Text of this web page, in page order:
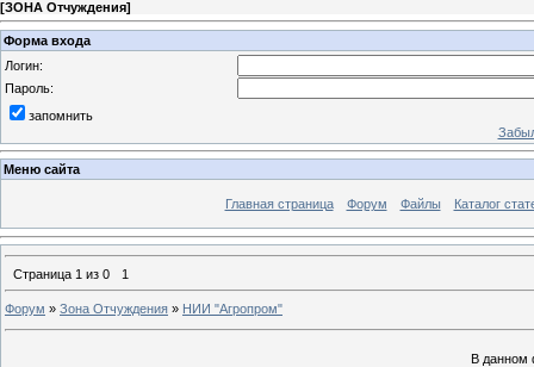
[ЗОНА Отчуждения]
Форма входа
Логин:
Пароль:
запомнить
Меню сайта
Главная страница Форум Файлы Каталог
Страница 1 из 0 1
Форум » Зона Отчуждения » НИИ "Агропром"
В данном